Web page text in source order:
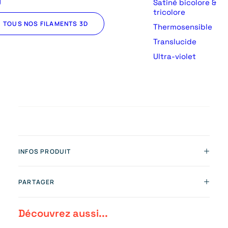
TOUS NOS FILAMENTS 3D
Satiné bicolore &
tricolore
Thermosensible
Translucide
Ultra-violet
INFOS PRODUIT
PARTAGER
Découvrez aussi...